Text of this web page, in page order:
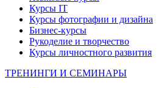
Курсы IT
Курсы фотографии и дизайна
Бизнес-курсы
Рукоделие и творчество
Курсы личностного развития
ТРЕНИНГИ И СЕМИНАРЫ